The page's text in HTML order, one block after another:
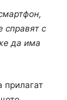
справят с
да има
прилагат